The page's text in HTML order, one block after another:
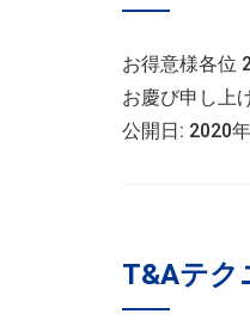
お得意様各位
お慶び申し上
公開日: 2020
T&Aテク